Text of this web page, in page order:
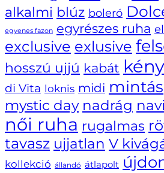
alkalmi blúz boleró
egyenes fazon egyrészes ruha
exclusive exlusive
hosszú ujjú kabát
di Vita loknis midi mintás
mystic day nadrág
női ruha rugalmas
tavasz ujjatlan V
kollekció állandó átlapolt